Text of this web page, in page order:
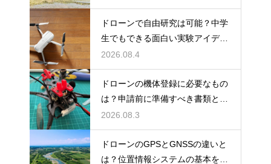
ドローンで自由研究は可能？中学
生でもできる面白い実験アイデア
を紹介
2026.08.4
ドローンの機体登録に必要なもの
は？申請前に準備すべき書類と情
報
2026.08.3
ドローンのGPSとGNSSの違いと
は？位置情報システムの基本を解